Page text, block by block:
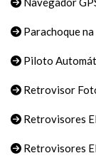
Parachoque
Piloto
Retrovisor
Retrovisores
Retrovisores